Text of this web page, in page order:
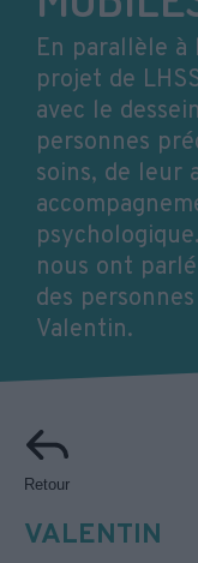
En parallèle à
projet de
avec le
personnes
soins, de leur
nous ont
des
Valentin.
Retour
VALENTIN